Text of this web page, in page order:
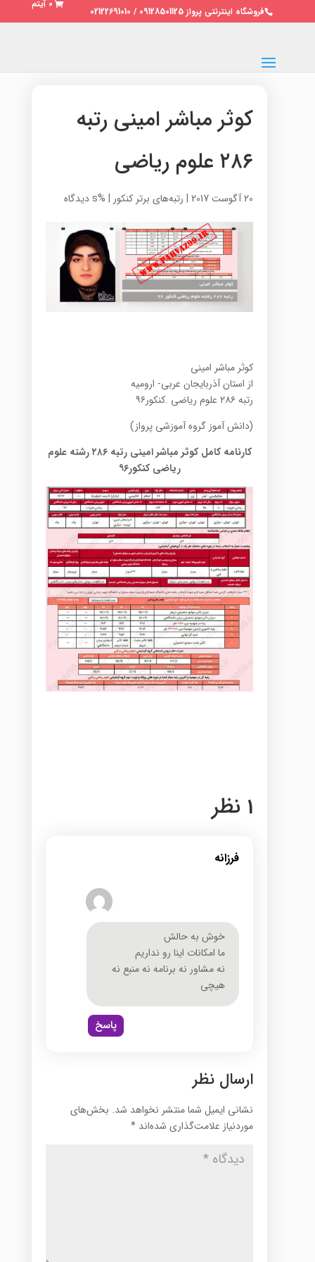
فروشگاه اینترنتی پرواز 09128501125 / 02122691010
0 آیتم
کوثر مباشر امینی رتبه
۲۸۶ علوم ریاضی
20 آگوست 2017 | رتبه‌های برتر کنکور | %s دیدگاه
کوثر مباشر امینی
از استان آذربایجان عربی- ارومیه
رتبه ۲۸۶ علوم ریاضی .کنکور۹۶
(دانش آموز گروه آموزشی پرواز)
کارنامه کامل کوثر مباشر امینی رتبه ۲۸۶ رشته علوم
ریاضی کنکور۹۶
1 نظر
فرزانه
خوش به حالش
ما امکانات اینا رو نداریم
نه مشاور نه برنامه نه منبع نه
هیچی
پاسخ
ارسال نظر
نشانی ایمیل شما منتشر نخواهد شد. بخش‌های
موردنیاز علامت‌گذاری شده‌اند *